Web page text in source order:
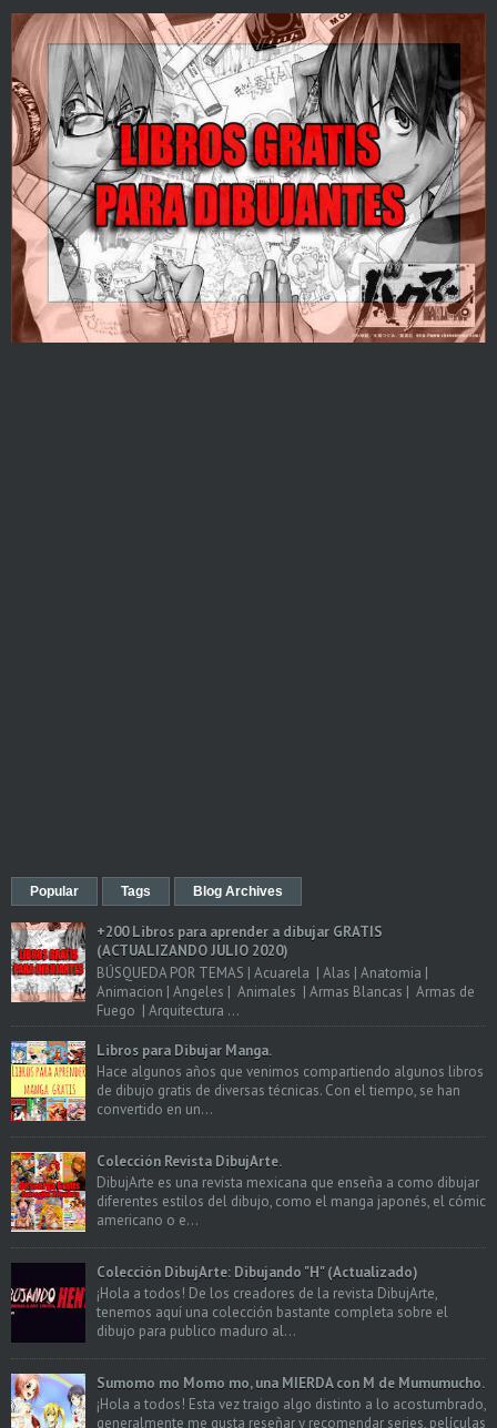
Popular Tags Blog Archives
+200 Libros para aprender a dibujar GRATIS
(ACTUALIZANDO JULIO 2020)
BÚSQUEDA POR TEMAS | Acuarela | Alas | Anatomia |
Animacion | Angeles | Animales | Armas Blancas | Armas de
Fuego | Arquitectura ...
Libros para Dibujar Manga.
Hace algunos años que venimos compartiendo algunos libros
de dibujo gratis de diversas técnicas. Con el tiempo, se han
convertido en un...
Colección Revista DibujArte.
DibujArte es una revista mexicana que enseña a como dibujar
diferentes estilos del dibujo, como el manga japonés, el cómic
americano o e...
Colección DibujArte: Dibujando "H" (Actualizado)
¡Hola a todos! De los creadores de la revista DibujArte,
tenemos aquí una colección bastante completa sobre el
dibujo para publico maduro al...
Sumomo mo Momo mo, una MIERDA con M de Mumumucho.
¡Hola a todos! Esta vez traigo algo distinto a lo acostumbrado,
generalmente me gusta reseñar y recomendar series, películas